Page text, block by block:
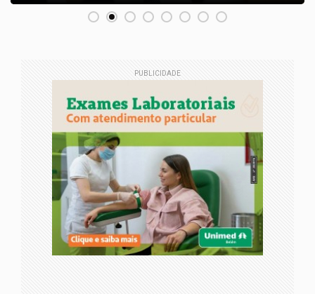
PUBLICIDADE